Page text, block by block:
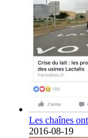
Les chaînes
2016-08-19